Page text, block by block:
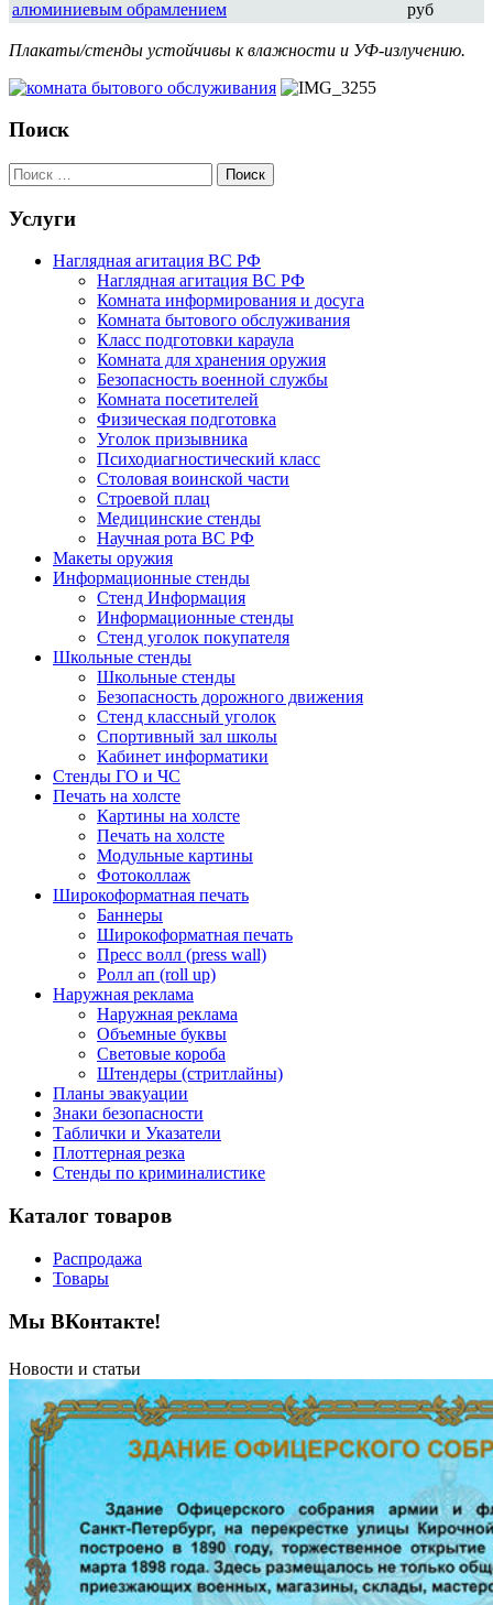
алюминиевым обрамлением руб
Плакаты/стенды устойчивы к влажности и УФ-излучению.
Поиск
Услуги
Наглядная агитация ВС РФ
Наглядная агитация ВС РФ
Комната информирования и досуга
Комната бытового обслуживания
Класс подготовки караула
Комната для хранения оружия
Безопасность военной службы
Комната посетителей
Физическая подготовка
Уголок призывника
Психодиагностический класс
Столовая воинской части
Строевой плац
Медицинские стенды
Научная рота ВС РФ
Макеты оружия
Информационные стенды
Стенд Информация
Информационные стенды
Стенд уголок покупателя
Школьные стенды
Школьные стенды
Безопасность дорожного движения
Стенд классный уголок
Спортивный зал школы
Кабинет информатики
Стенды ГО и ЧС
Печать на холсте
Картины на холсте
Печать на холсте
Модульные картины
Фотоколлаж
Широкоформатная печать
Баннеры
Широкоформатная печать
Пресс волл (press wall)
Ролл ап (roll up)
Наружная реклама
Наружная реклама
Объемные буквы
Световые короба
Штендеры (стритлайны)
Планы эвакуации
Знаки безопасности
Таблички и Указатели
Плоттерная резка
Стенды по криминалистике
Каталог товаров
Распродажа
Товары
Мы ВКонтакте!
Новости и статьи